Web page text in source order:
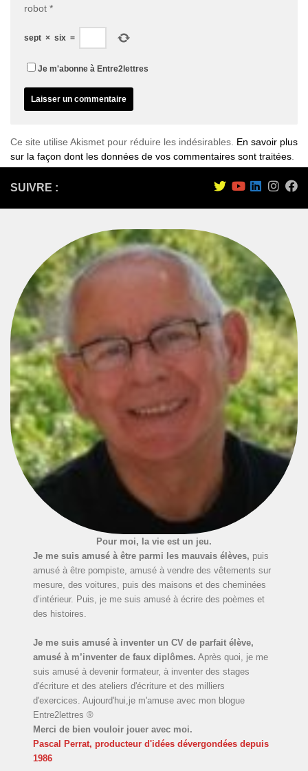
robot *
sept × six =
Je m'abonne à Entre2lettres
Ce site utilise Akismet pour réduire les indésirables. En savoir plus
sur la façon dont les données de vos commentaires sont traitées
SUIVRE :
Pour moi, la vie est un jeu.
Je me suis amusé à être parmi les mauvais élèves, puis
amusé à être pompiste, amusé à vendre des vêtements sur
mesure, des voitures, puis des maisons et des cheminées
d’intérieur. Puis, je me suis amusé à écrire des poèmes et
des histoires.
Je me suis amusé à inventer un CV de parfait élève,
amusé à m’inventer de faux diplômes. Après quoi, je me
suis amusé à devenir formateur, à inventer des stages
d'écriture et des ateliers d'écriture et des milliers
d'exercices. Aujourd'hui,je m'amuse avec mon blogue
Entre2lettres ®
Merci de bien vouloir jouer avec moi.
Pascal Perrat, producteur d'idées dévergondées depuis
1986